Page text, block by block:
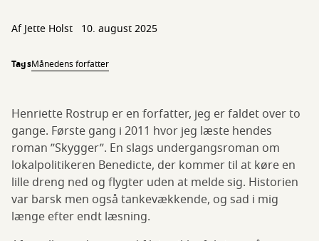
AfJette Holst 10. august 2025
TagsMånedens forfatter
Henriette Rostrup er en forfatter, jeg er faldet over to
gange. Første gang i 2011 hvor jeg læste hendes
roman ”Skygger”. En slags undergangsroman om
lokalpolitikeren Benedicte, der kommer til at køre en
lille dreng ned og flygter uden at melde sig. Historien
var barsk men også tankevækkende, og sad i mig
længe efter endt læsning.